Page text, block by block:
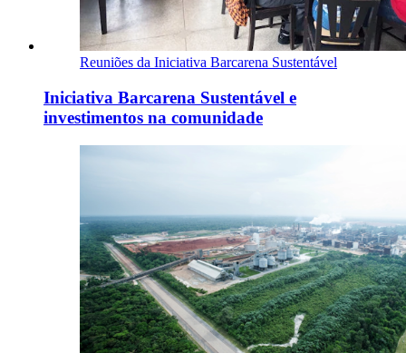
Reuniões da Iniciativa Barcarena Sustentável
Iniciativa Barcarena Sustentável e
investimentos na comunidade